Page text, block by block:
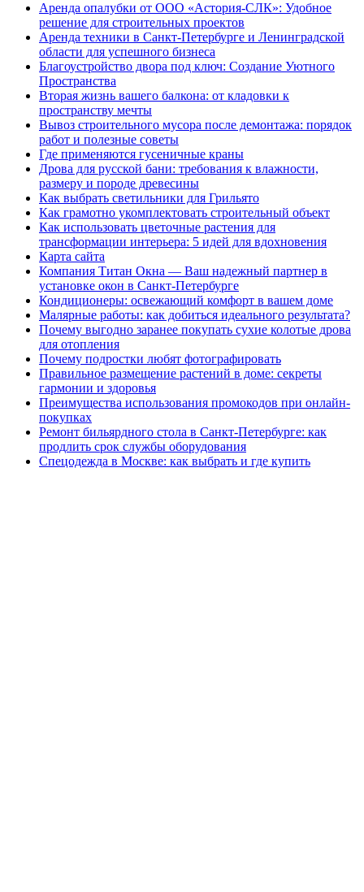
Аренда опалубки от ООО «Астория-СЛК»: Удобное
решение для строительных проектов
Аренда техники в Санкт-Петербурге и Ленинградской
области для успешного бизнеса
Благоустройство двора под ключ: Создание Уютного
Пространства
Вторая жизнь вашего балкона: от кладовки к
пространству мечты
Вывоз строительного мусора после демонтажа: порядок
работ и полезные советы
Где применяются гусеничные краны
Дрова для русской бани: требования к влажности,
размеру и породе древесины
Как выбрать светильники для Грильято
Как грамотно укомплектовать строительный объект
Как использовать цветочные растения для
трансформации интерьера: 5 идей для вдохновения
Карта сайта
Компания Титан Окна — Ваш надежный партнер в
установке окон в Санкт-Петербурге
Кондиционеры: освежающий комфорт в вашем доме
Малярные работы: как добиться идеального результата?
Почему выгодно заранее покупать сухие колотые дрова
для отопления
Почему подростки любят фотографировать
Правильное размещение растений в доме: секреты
гармонии и здоровья
Преимущества использования промокодов при онлайн-
покупках
Ремонт бильярдного стола в Санкт-Петербурге: как
продлить срок службы оборудования
Спецодежда в Москве: как выбрать и где купить